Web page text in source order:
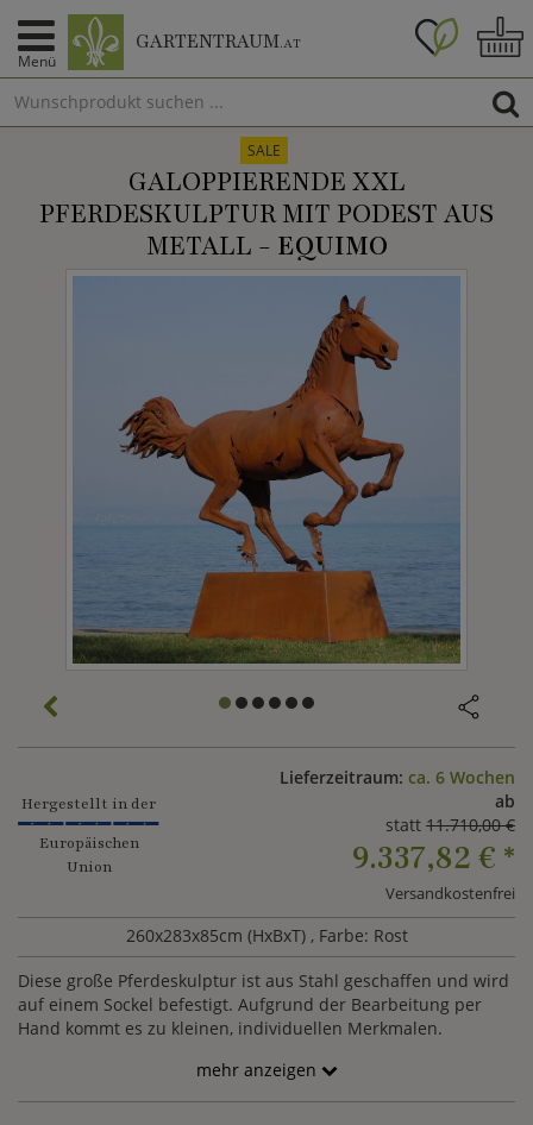
Menü
GARTENTRAUM.AT
SALE
GALOPPIERENDE XXL
PFERDESKULPTUR MIT PODEST AUS
METALL - EQUIMO
Hergestellt in der
Europäischen
Union
Lieferzeitraum: ca. 6 Wochen
ab
statt 11.710,00 €
9.337,82 € *
Versandkostenfrei
260x283x85cm (HxBxT) , Farbe: Rost
Diese große Pferdeskulptur ist aus Stahl geschaffen und wird
auf einem Sockel befestigt. Aufgrund der Bearbeitung per
Hand kommt es zu kleinen, individuellen Merkmalen.
mehr anzeigen